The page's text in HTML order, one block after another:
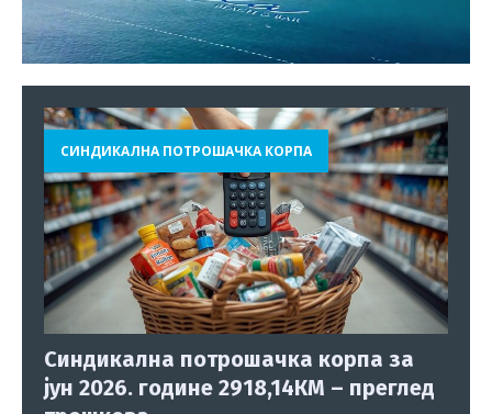
СИНДИКАЛНА ПОТРОШАЧКА КОРПА
Синдикална потрошачка корпа за
јун 2026. године 2918,14КМ – преглед